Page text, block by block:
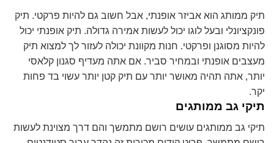
תיק ממותג הוא אביזר אופנתי, אבל חשוב גם להיות פרקטי. תיק
פונקציונלי ובעל לוגו יכול לעשות אמירה גדולה. תיק אופנתי יכול
להיות מסוגנן ופרקטי. חנות מקוונת יכולה לעזור לך למצוא תיק
מעצבים אופנתי ובמחיר סביר. אם אתה מעדיף סגנון קלאסי
יותר, אתה תהיה מאושר יותר עם תיק קטן יותר עשוי בד פחות
יקר.
תיקי גב ממותגים
תיקי גב ממותגים עושים רושם מתמשך והם דרך מצוינת לעשות